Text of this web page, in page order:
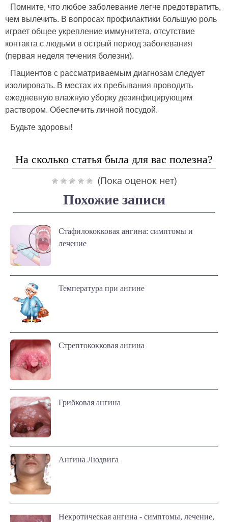
Помните, что любое заболевание легче предотвратить,
чем вылечить. В вопросах профилактики большую роль
играет общее укрепление иммунитета, отсутствие
контакта с людьми в острый период заболевания
(первая неделя течения болезни).
Пациентов с рассматриваемым диагнозам следует
изолировать. В местах их пребывания проводить
ежедневную влажную уборку дезинфицирующим
раствором. Обеспечить личной посудой.
Будьте здоровы!
На сколько статья была для вас полезна?
(Пока оценок нет)
Похожие записи
Стафилококковая ангина: симптомы и
лечение
Температура при ангине
Стрептококковая ангина
Грибковая ангина
Ангина Людвига
Некротическая ангина - симптомы, лечение,